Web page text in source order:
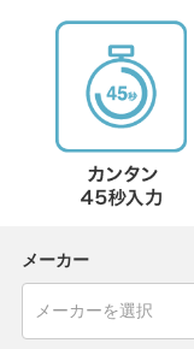
メーカー